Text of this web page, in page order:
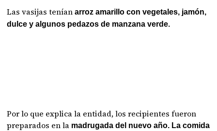
Las vasijas teníanarroz amarillo con vegetales, jamón,
dulce y algunos pedazos de manzana verde.
Por lo que explica la entidad, los recipientes fueron
preparados en la madrugada del nuevo año. La comida